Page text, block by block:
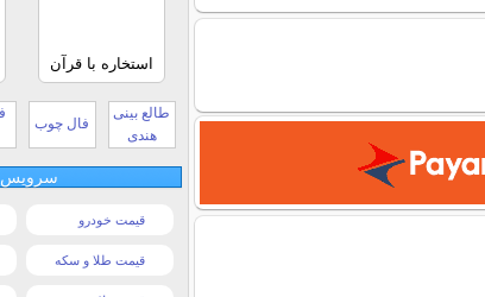
استخاره با قرآن
طالع بینی
هندی
فال چوب
سرویس
قیمت خودرو
قیمت طلا و سکه